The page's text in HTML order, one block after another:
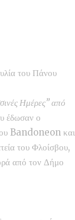
του Πάνου
Ημέρες” από
έδωσαν ο
του Bandoneon και
του Φλοίσβου,
από τον Δήμο